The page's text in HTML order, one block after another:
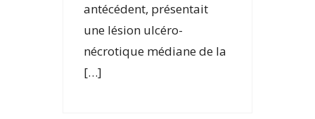
antécédent, présentait
une lésion ulcéro-
nécrotique médiane de la
[…]